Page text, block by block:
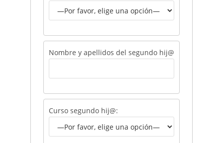
Nombre y apellidos del segundo hij@
Curso segundo hij@: